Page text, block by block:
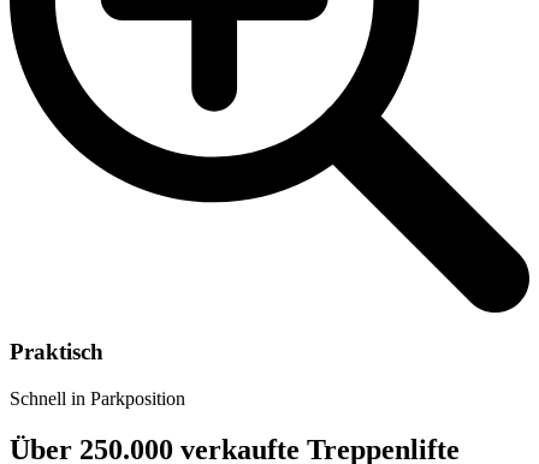
Praktisch
Schnell in Parkposition
Über 250.000 verkaufte Treppenlifte